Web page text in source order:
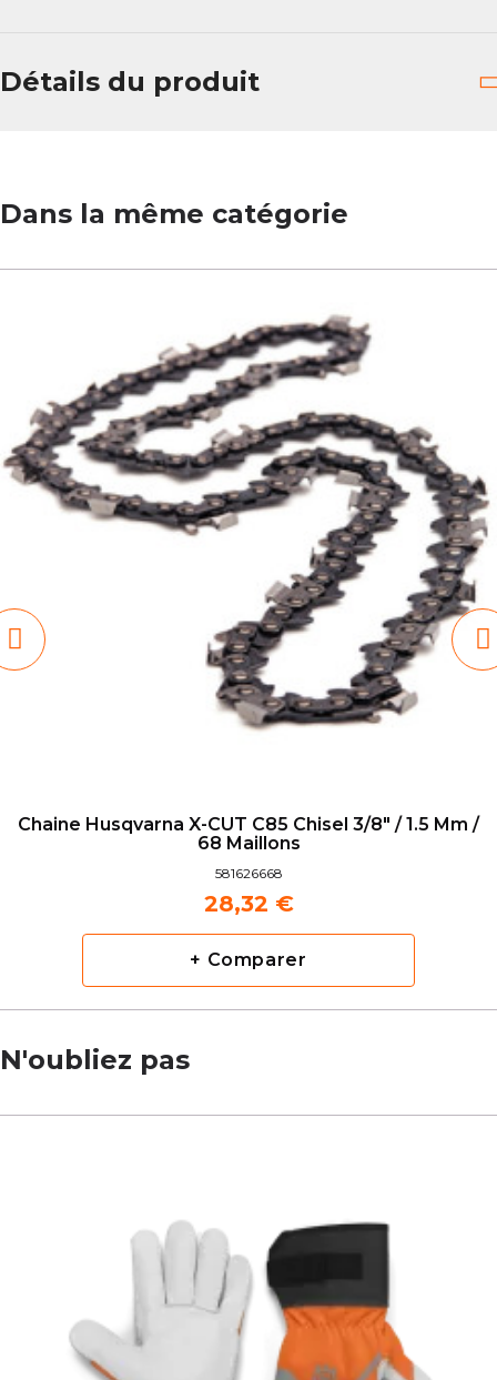
Détails du produit
Dans la même catégorie
Chaine Husqvarna X-CUT C85 Chisel 3/8" / 1.5 Mm /
68 Maillons
581626668
28,32 €
+ Comparer
N'oubliez pas